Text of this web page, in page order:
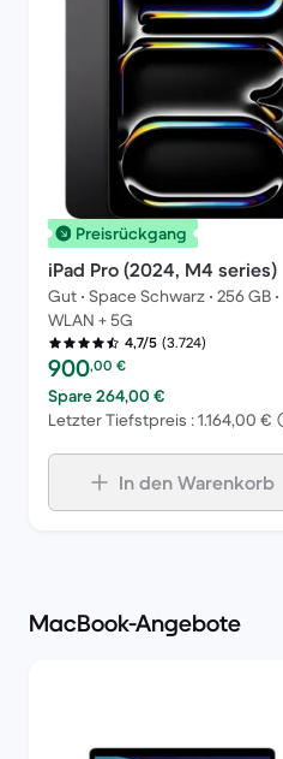
Preisrückgang
iPad Pro (2024, M4 series)
Gut • Space Schwarz • 256 GB •
WLAN + 5G
4,7/5 (3.724)
Preis des erneuerten Produkts:
900,00 €
Spare 264,00 €
Letzter Tiefstpreis : 1.164,00 €
In den Warenkorb
MacBook-Angebote